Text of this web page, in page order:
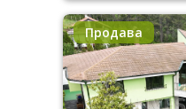
Продава